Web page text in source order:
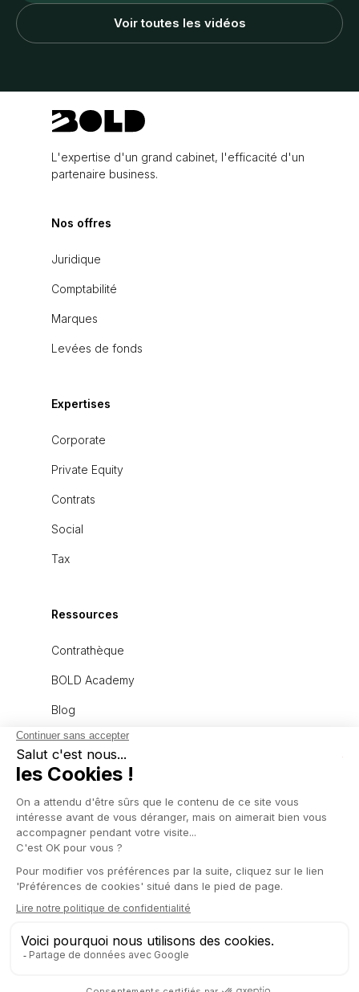
Voir toutes les vidéos
L'expertise d'un grand cabinet, l'efficacité d'un
partenaire business.
Nos offres
Juridique
Comptabilité
Marques
Levées de fonds
Expertises
Corporate
Private Equity
Contrats
Social
Tax
Ressources
Contrathèque
BOLD Academy
Blog
À propos
L'équipe
Recrutement
Mentions légales